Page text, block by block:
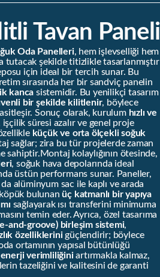
Tavan Paneli
Oda Panelleri, hem işlevselliği hem
tutacak şekilde titizlikle tasarlanmıştır
için ideal bir tercih sunar. Bu
sırasında her bir sandviç panelin
kanca sistemidir. Bu yenilikçi tasarım
bir şekilde kilitlenir, böylece
Sonuç olarak, kurulum hızlı ve
işçilik süresi azalır ve genel proje
küçük ve orta ölçekli soğuk
sağlar; zira bu tür projelerde zaman
kolaylığının ötesinde,
, soğuk hava depolarında ideal
üstün performans sunar. Paneller,
alüminyum sac ile kaplı ve arada
bulunanüç katmanlı bir yapıya
sağlayarak ısı transferini minimuma
temin eder. Ayrıca, özel tasarıma
and-groove) birleşim sistemi,
özelliklerinigüçlendirir; böylece
ortamının yapısal bütünlüğü
enerji verimliliğiniartırmakla kalmaz,
tazeliğini ve kalitesini de garanti